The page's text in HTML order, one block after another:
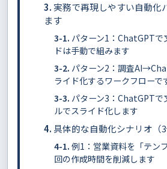
実務で再現しやすい自動化
ます
パターン1：ChatGPTで
ドは手動で組みます
パターン2：調査
ライド化するワークフローで
パターン3：ChatGPT
ルでスライド化します
具体的な自動化シナリオ（3
例1：営業資料を「テン
回の作成時間を削減します